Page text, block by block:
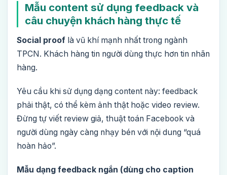
Mẫu content sử dụng feedback và
câu chuyện khách hàng thực tế
Social proof là vũ khí mạnh nhất trong ngành
TPCN. Khách hàng tin người dùng thực hơn tin nhãn
hàng.
Yêu cầu khi sử dụng dạng content này: feedback
phải thật, có thể kèm ảnh thật hoặc video review.
Đừng tự viết review giả, thuật toán Facebook và
người dùng ngày càng nhạy bén với nội dung “quá
hoàn hảo”.
Mẫu dạng feedback ngắn (dùng cho caption